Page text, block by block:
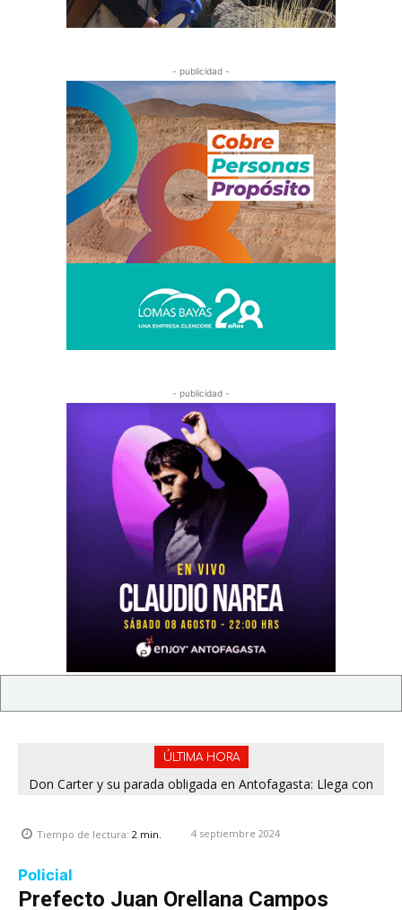
- publicidad -
- publicidad -